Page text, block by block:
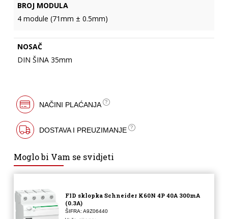
BROJ MODULA
4 module (71mm ± 0.5mm)
NOSAČ
DIN ŠINA 35mm
NAČINI PLAĆANJA
DOSTAVA I PREUZIMANJE
Moglo bi Vam se svidjeti
FID sklopka Schneider K60N 4P 40A 300mA
(0.3A)
ŠIFRA: A9Z06440